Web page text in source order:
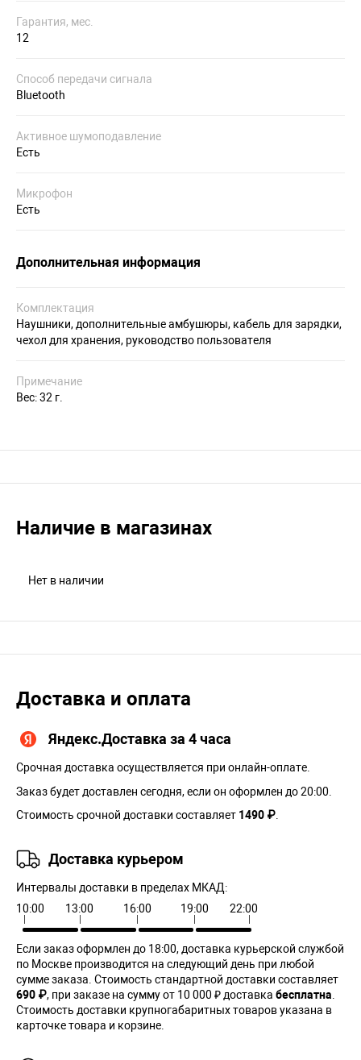
Гарантия, мес.
12
Способ передачи сигнала
Bluetooth
Активное шумоподавление
Есть
Микрофон
Есть
Дополнительная информация
Комплектация
Наушники, дополнительные амбушюры, кабель для зарядки,
чехол для хранения, руководство пользователя
Примечание
Вес: 32 г.
Наличие в магазинах
Нет в наличии
Доставка и оплата
Яндекс.Доставка за 4 часа
Срочная доставка осуществляется при онлайн-оплате.
Заказ будет доставлен сегодня, если он оформлен до 20:00.
Стоимость срочной доставки составляет 1490 ₽
Доставка курьером
Интервалы доставки в пределах МКАД:
10:00
13:00 16:00 19:00 22:00
Если заказ оформлен до 18:00, доставка курьерской службой
по Москве производится на следующий день при любой
сумме заказа. Cтоимость стандартной доставки составляет
690 ₽, при заказе на сумму от 10 000 ₽ доставка бесплатна
Стоимость доставки крупногабаритных товаров указана в
карточке товара и корзине.